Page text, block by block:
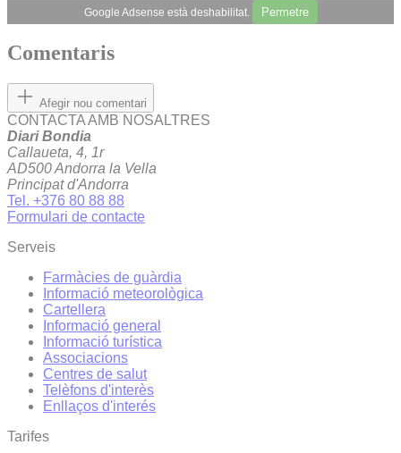
Google Adsense està deshabilitat. Permetre
Comentaris
Afegir nou comentari
CONTACTA AMB NOSALTRES
Diari Bondia
Callaueta, 4, 1r
AD500 Andorra la Vella
Principat d'Andorra
Tel. +376 80 88 88
Formulari de contacte
Serveis
Farmàcies de guàrdia
Informació meteorològica
Cartellera
Informació general
Informació turística
Associacions
Centres de salut
Telèfons d'interès
Enllaços d'interés
Tarifes